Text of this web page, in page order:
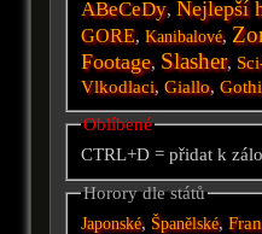
ABeCeDy, Nejlepší
GORE,Kanibalové,
Footage, Slasher,
Vlkodlaci,Giallo,
Oblíbené
CTRL+D = přidat k
Horory dle států
Japonské, Španělské,